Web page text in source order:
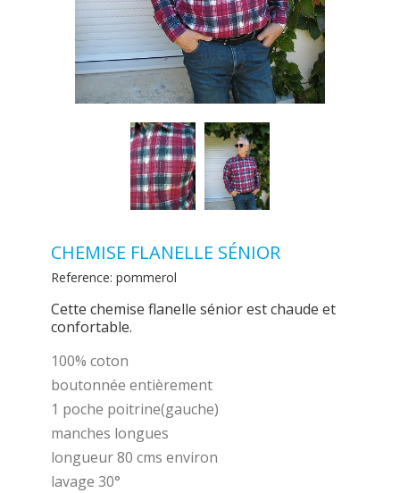
CHEMISE FLANELLE SÉNIOR
Reference: pommerol
Cette chemise flanelle sénior est chaude et
confortable.
100% coton
boutonnée entièrement
1 poche poitrine(gauche)
manches longues
longueur 80 cms environ
lavage 30°